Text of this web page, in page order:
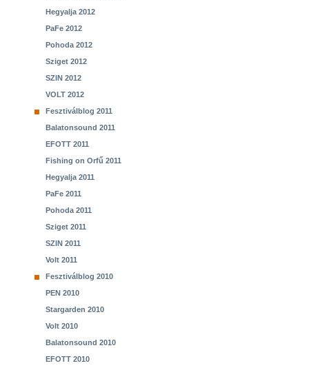
Hegyalja 2012
PaFe 2012
Pohoda 2012
Sziget 2012
SZIN 2012
VOLT 2012
Fesztiválblog 2011
Balatonsound 2011
EFOTT 2011
Fishing on Orfű 2011
Hegyalja 2011
PaFe 2011
Pohoda 2011
Sziget 2011
SZIN 2011
Volt 2011
Fesztiválblog 2010
PEN 2010
Stargarden 2010
Volt 2010
Balatonsound 2010
EFOTT 2010